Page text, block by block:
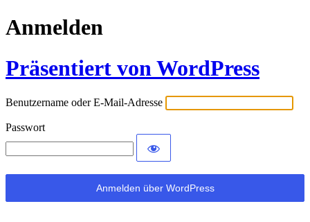
Anmelden
Präsentiert von WordPress
Benutzername oder E-Mail-Adresse
Passwort